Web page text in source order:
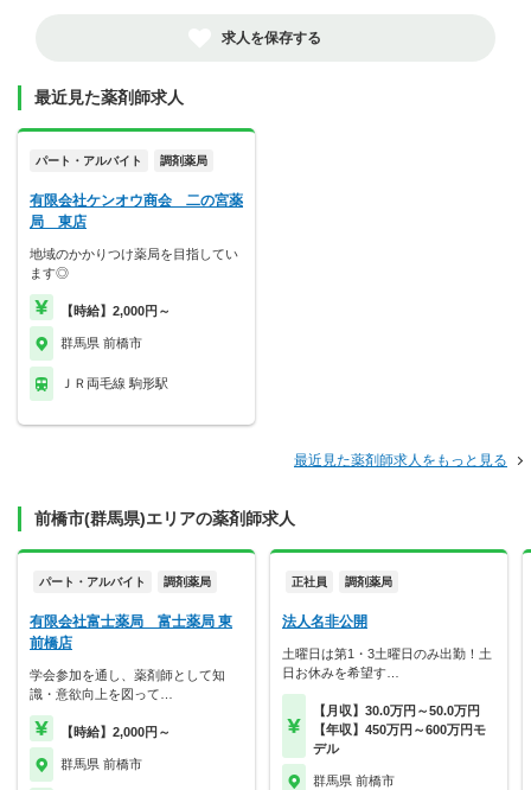
求人を保存する
最近見た薬剤師求人
パート・アルバイト 調剤薬局
有限会社ケンオウ商会 二の宮薬
局 東店
地域のかかりつけ薬局を目指してい
ます◎
【時給】2,000円～
群馬県 前橋市
ＪＲ両毛線 駒形駅
最近見た薬剤師求人をもっと見る
前橋市(群馬県)エリアの薬剤師求人
パート・アルバイト 調剤薬局
有限会社富士薬局 富士薬局 東
前橋店
学会参加を通し、薬剤師として知
識・意欲向上を図って…
【時給】2,000円～
群馬県 前橋市
正社員 調剤薬局
法人名非公開
土曜日は第1・3土曜日のみ出勤！土
日お休みを希望す…
【月収】30.0万円～50.0万円
【年収】450万円～600万円モ
デル
群馬県 前橋市